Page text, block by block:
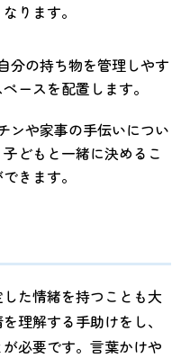
ります。
分の持ち物を管理しやす
ースを配置します。
ンや家事の手伝いについ
どもと一緒に決めるこ
きます。
た情緒を持つことも大
理解する手助けをし、
必要です。言葉かけや